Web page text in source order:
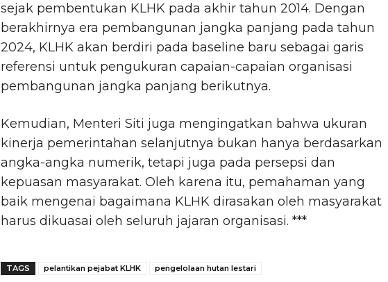
sejak pembentukan KLHK pada akhir tahun 2014. Dengan
berakhirnya era pembangunan jangka panjang pada tahun
2024, KLHK akan berdiri pada baseline baru sebagai garis
referensi untuk pengukuran capaian-capaian organisasi
pembangunan jangka panjang berikutnya.
Kemudian, Menteri Siti juga mengingatkan bahwa ukuran
kinerja pemerintahan selanjutnya bukan hanya berdasarkan
angka-angka numerik, tetapi juga pada persepsi dan
kepuasan masyarakat. Oleh karena itu, pemahaman yang
baik mengenai bagaimana KLHK dirasakan oleh masyarakat
harus dikuasai oleh seluruh jajaran organisasi. ***
TAGS pelantikan pejabat KLHK pengelolaan hutan lestari